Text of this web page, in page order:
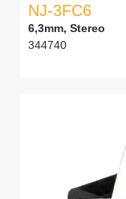
NJ-3FC6
6,3mm, Stereo
344740